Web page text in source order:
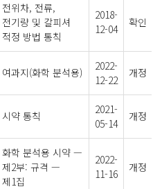
전위차, 전류,
전기량 및 칼피셔
적정 방법 통칙
2018-
12-04
확인
여과지(화학 분석용)
2022-
12-22
개정
시약 통칙
2021-
05-14
개정
화학 분석용 시약 —
제2부: 규격 —
제1집
2022-
11-16
개정